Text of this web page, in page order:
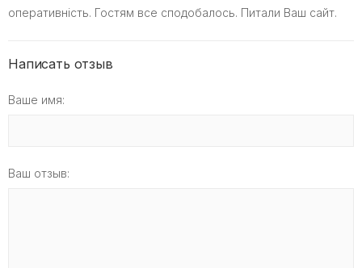
оперативність. Гостям все сподобалось. Питали Ваш сайт.
Написать отзыв
Ваше имя:
Ваш отзыв: